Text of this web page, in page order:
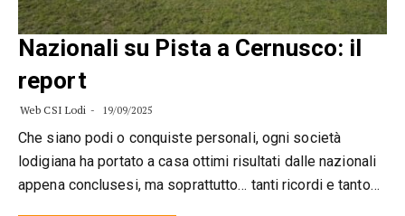
Nazionali su Pista a Cernusco: il
report
Web CSI Lodi 19/09/2025
Che siano podi o conquiste personali, ogni società
lodigiana ha portato a casa ottimi risultati dalle nazionali
appena conclusesi, ma soprattutto… tanti ricordi e tanto…